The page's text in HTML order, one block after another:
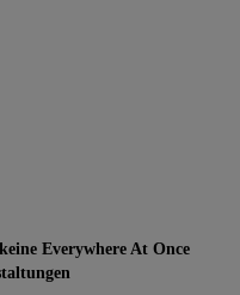
Everywhere At Once